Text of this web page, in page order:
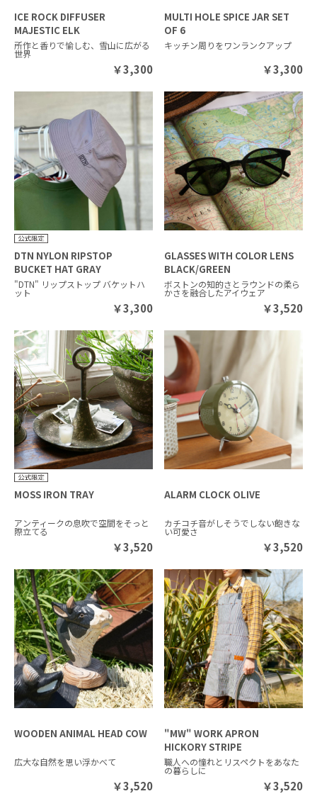
ICE ROCK DIFFUSER
MAJESTIC ELK
所作と香りで愉しむ、雪山に広がる
世界
￥3,300
MULTI HOLE SPICE JAR SET
OF 6
キッチン周りをワンランクアップ
￥3,300
DTN NYLON RIPSTOP
BUCKET HAT GRAY
"DTN" リップストップ バケットハ
ット
￥3,300
GLASSES WITH COLOR LENS
BLACK/GREEN
ボストンの知的さとラウンドの柔ら
かさを融合したアイウェア
￥3,520
MOSS IRON TRAY
アンティークの息吹で空間をそっと
際立てる
￥3,520
ALARM CLOCK OLIVE
カチコチ音がしそうでしない飽きな
い可愛さ
￥3,520
WOODEN ANIMAL HEAD COW
広大な自然を思い浮かべて
￥3,520
"MW" WORK APRON
HICKORY STRIPE
職人への憧れとリスペクトをあなた
の暮らしに
￥3,520